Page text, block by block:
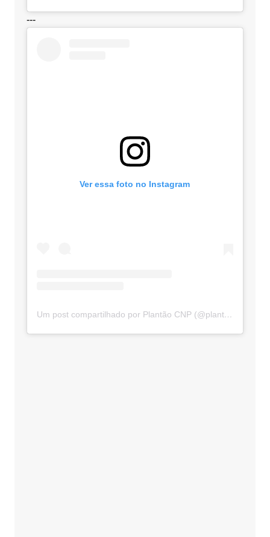
---
Ver essa foto no Instagram
Um post compartilhado por Plantão CNP (@plantaocnp)